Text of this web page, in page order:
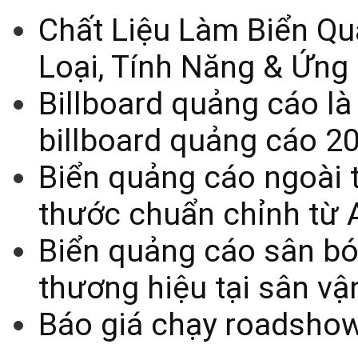
Chất Liệu Làm Biển
Loại, Tính Năng &
Billboard quảng cáo
billboard quảng cáo
Biển quảng cáo
thước chuẩn chỉnh từ
Biển quảng cáo sân
thương hiệu tại sân
Báo giá chạy